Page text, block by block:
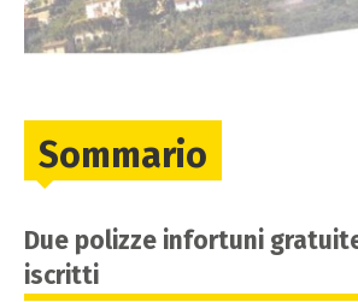
Sommario
Due polizze infortuni
iscritti